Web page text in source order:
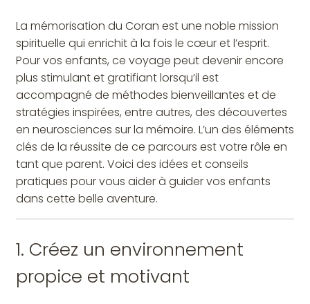
La mémorisation du Coran est une noble mission
spirituelle qui enrichit à la fois le cœur et l’esprit.
Pour vos enfants, ce voyage peut devenir encore
plus stimulant et gratifiant lorsqu’il est
accompagné de méthodes bienveillantes et de
stratégies inspirées, entre autres, des découvertes
en neurosciences sur la mémoire. L’un des éléments
clés de la réussite de ce parcours est votre rôle en
tant que parent. Voici des idées et conseils
pratiques pour vous aider à guider vos enfants
dans cette belle aventure.
1. Créez un environnement
propice et motivant